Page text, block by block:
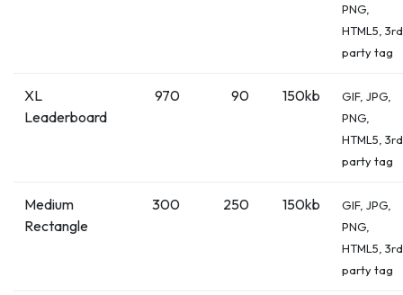
PNG,
HTML5, 3rd
party tag
XL
Leaderboard
970 90 150kb
GIF, JPG,
PNG,
HTML5, 3rd
party tag
Medium
Rectangle
300 250 150kb
GIF, JPG,
PNG,
HTML5, 3rd
party tag